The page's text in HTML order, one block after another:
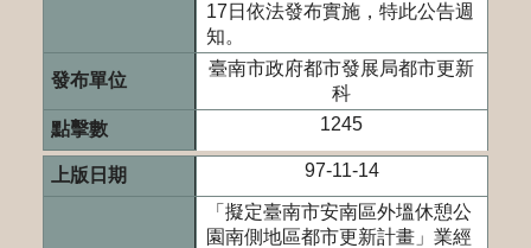
17日依法發布實施，特此公告週
知。
臺南市政府都市發展局都市更新
科
1245
97-11-14
「擬定臺南市安南區外塭休憩公
園南側地區都市更新計畫」業經